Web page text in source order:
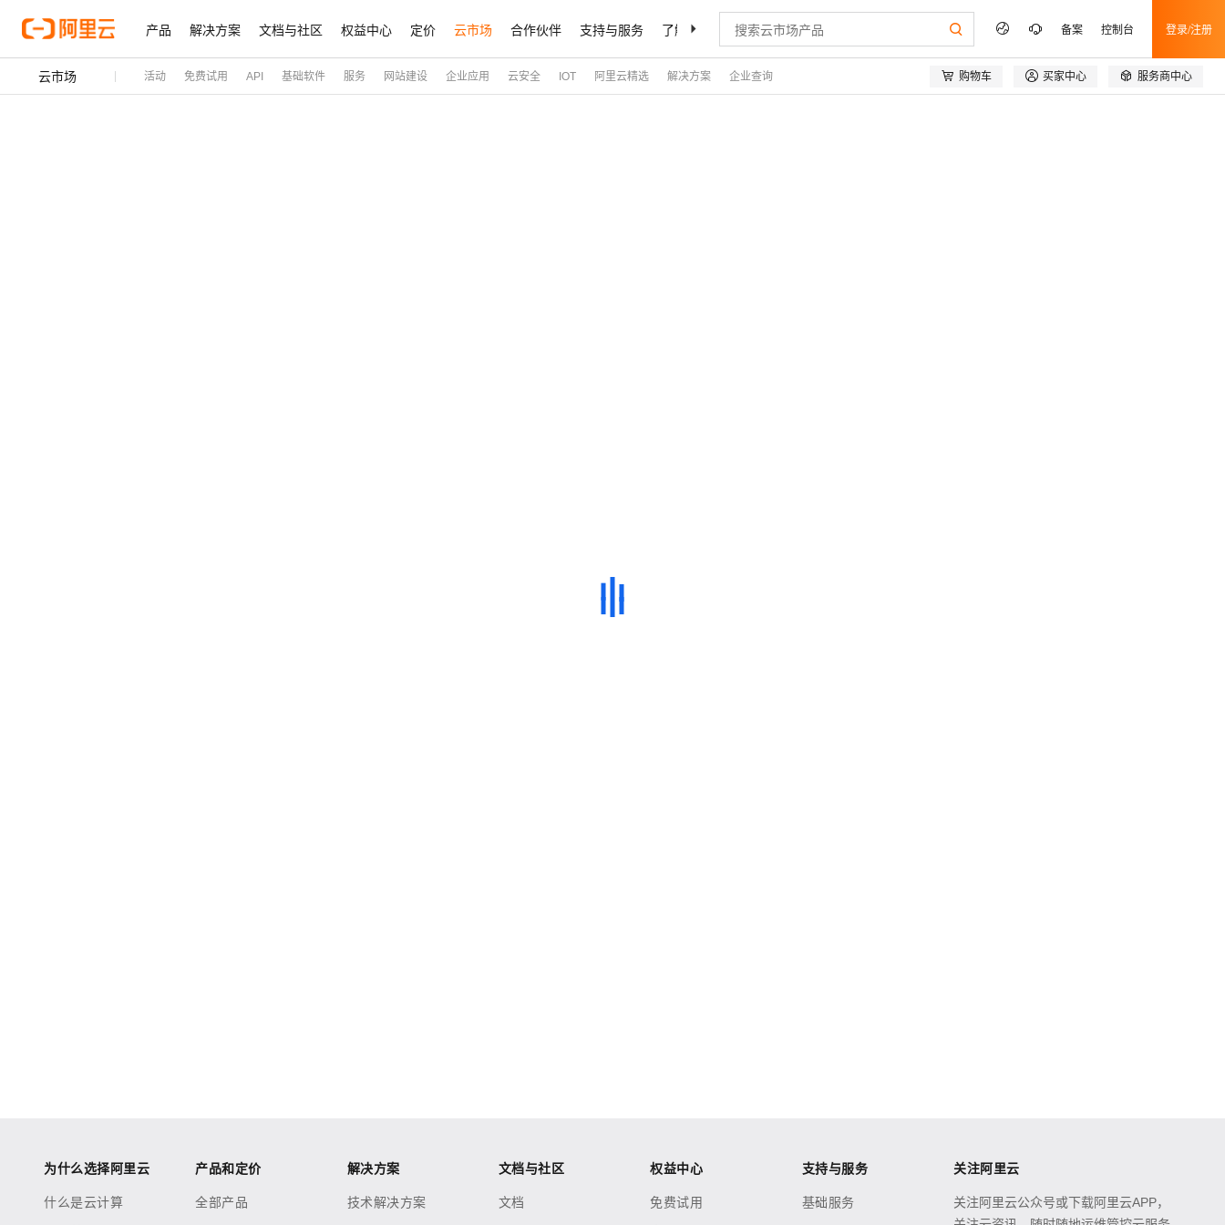
产品 解决方案 文档与社区 权益中心 定价 云市场 合作伙伴 支持与服务 了解阿里云 备案 控制台 登录/注册
云市场 活动 免费试用 API 基础软件 服务 网站建设 企业应用 云安全 IOT 阿里云精选 解决方案 企业查询  购物车  买家中心  服务商中心
为什么选择阿里云
什么是云计算
产品和定价
全部产品
解决方案
技术解决方案
文档与社区
文档
权益中心
免费试用
支持与服务
基础服务
关注阿里云
关注阿里云公众号或下载阿里云APP，